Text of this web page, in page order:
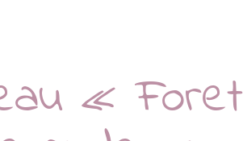
« Foret